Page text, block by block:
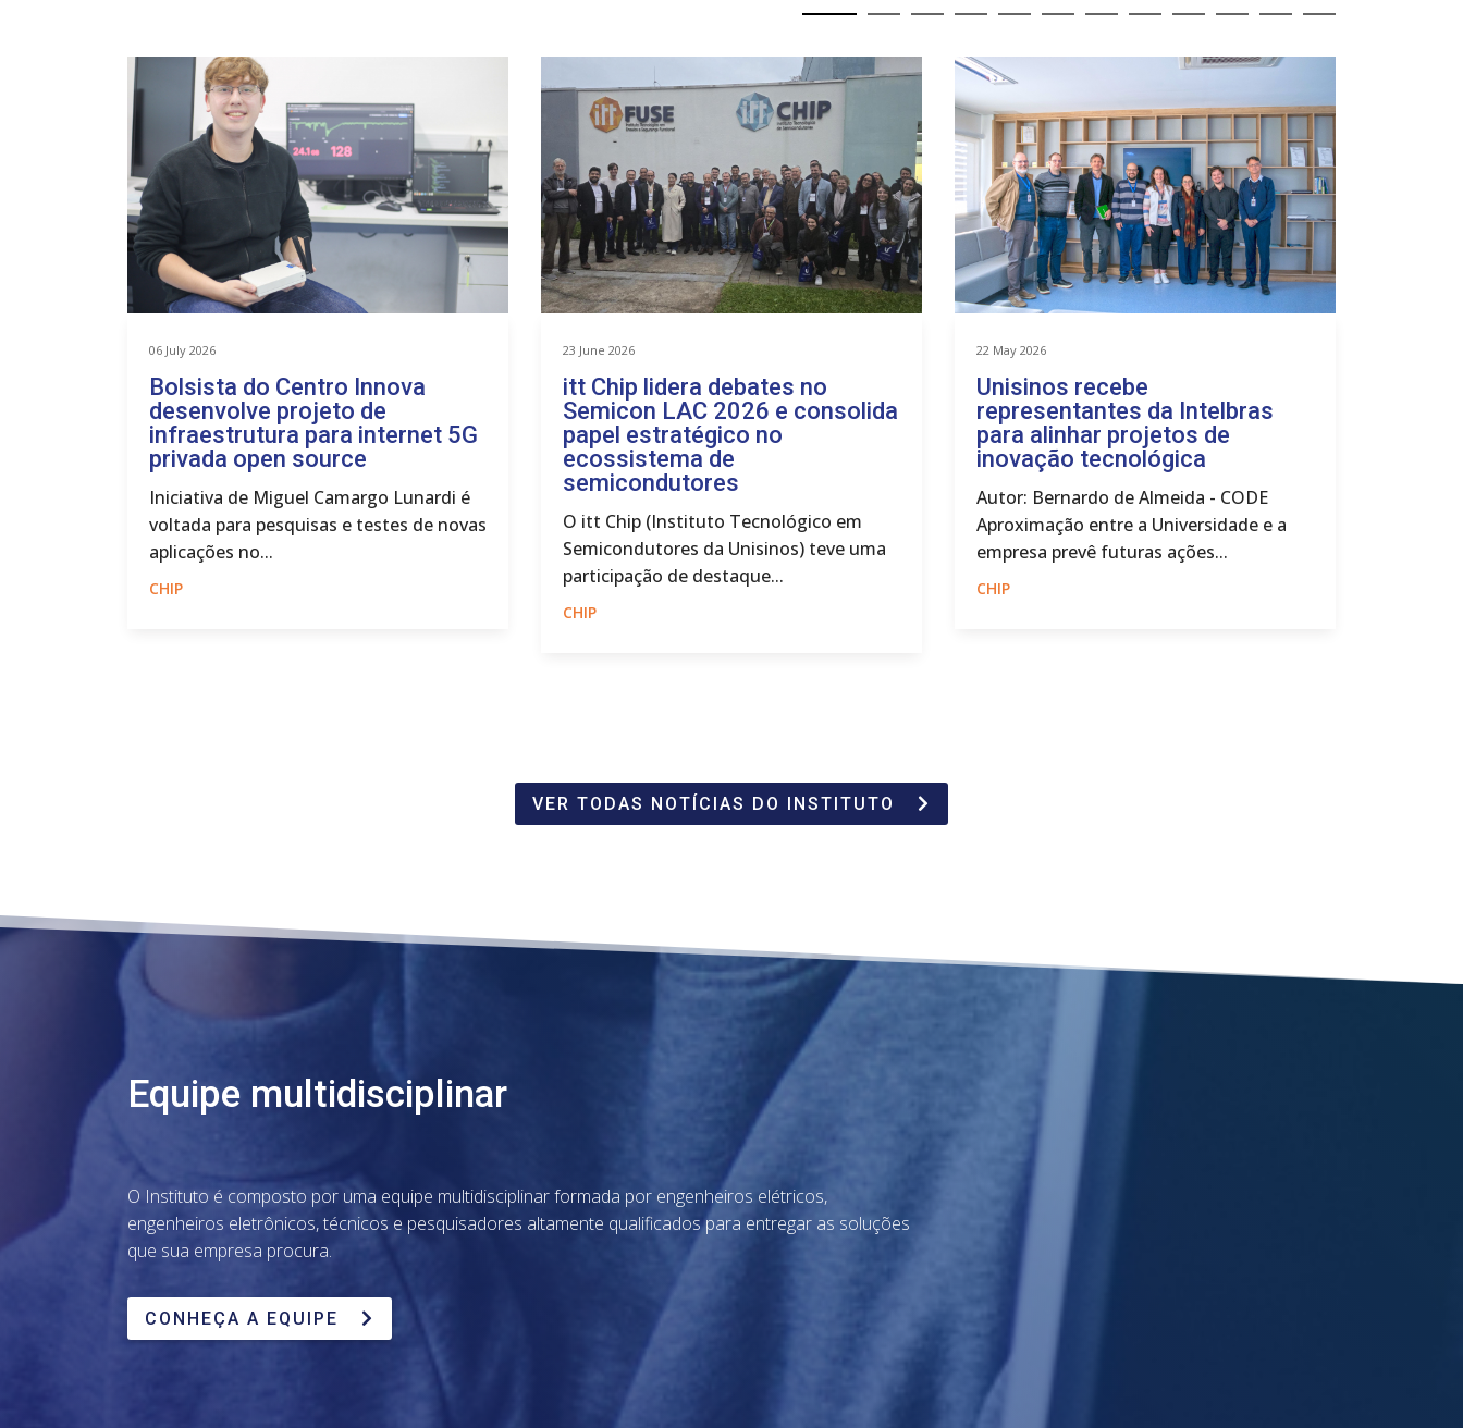
06 July 2026
Bolsista do Centro Innova
desenvolve projeto de
infraestrutura para internet 5G
privada open source
Iniciativa de Miguel Camargo Lunardi é
voltada para pesquisas e testes de novas
aplicações no...
CHIP
23 June 2026
itt Chip lidera debates no
Semicon LAC 2026 e consolida
papel estratégico no
ecossistema de
semicondutores
O itt Chip (Instituto Tecnológico em
Semicondutores da Unisinos) teve uma
participação de destaque...
CHIP
22 May 2026
Unisinos recebe
representantes da Intelbras
para alinhar projetos de
inovação tecnológica
Autor: Bernardo de Almeida - CODE
Aproximação entre a Universidade e a
empresa prevê futuras ações...
CHIP
VER TODAS NOTÍCIAS DO INSTITUTO
Equipe multidisciplinar
O Instituto é composto por uma equipe multidisciplinar formada por engenheiros elétricos,
engenheiros eletrônicos, técnicos e pesquisadores altamente qualificados para entregar as soluções
que sua empresa procura.
CONHEÇA A EQUIPE